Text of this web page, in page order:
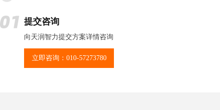
提交咨询
向天润智力提交方案详情咨询
立即咨询：010-57273780